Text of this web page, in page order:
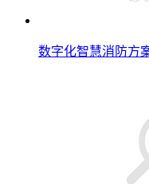
数字化智慧消防方